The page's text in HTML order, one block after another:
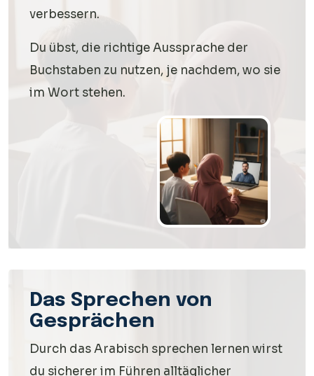
verbessern.
Du übst, die richtige Aussprache der
Buchstaben zu nutzen, je nachdem, wo sie
im Wort stehen.
Das Sprechen von
Gesprächen
Durch das Arabisch sprechen lernen wirst
du sicherer im Führen alltäglicher